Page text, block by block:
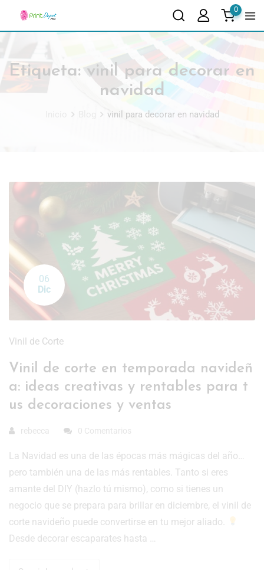
0
Etiqueta: vinil para decorar en
navidad
vinil para decorar en navidad
06
Dic
Vinil de Corte
Vinil de corte en temporada navideñ
a: ideas creativas y rentables para t
us decoraciones y ventas
rebecca 0 Comentarios
La Navidad es una de las épocas más mágicas del año…
pero también una de las más rentables. Tanto si eres
amante del DIY (hazlo tú mismo), como si tienes un
negocio que se prepara para brillar en diciembre, el vinil de
corte navideño puede convertirse en tu mejor aliado.
Desde decorar escaparates hasta …